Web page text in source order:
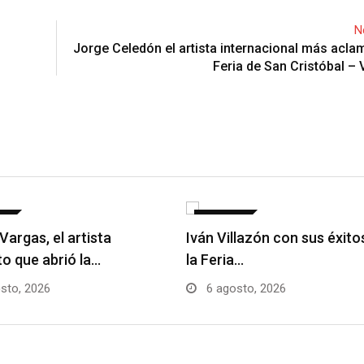
Jorge Celedón el artista internacional más
Feria de San Cristóbal –
el artista
que abrió la…
2026
Iván Villazón con sus
la Feria…
6 agosto, 2026